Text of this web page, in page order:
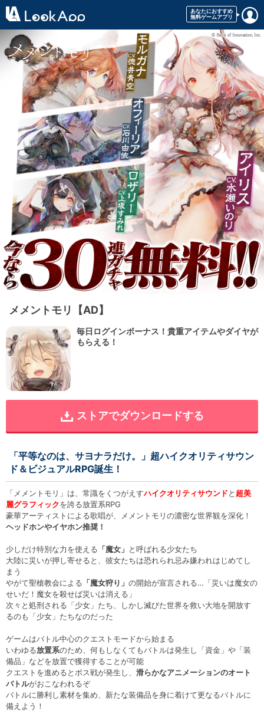
メメントモリ【AD】
毎日ログインボーナス！貴重アイテムやダイヤが
もらえる！
ストアでダウンロードする
「平等なのは、サヨナラだけ。」超ハイクオリティサウン
ド＆ビジュアルRPG誕生！
「メメントモリ」は、常識をくつがえすハイクオリティサウンドと超美
麗グラフィックを誇る放置系RPG
豪華アーティストによる歌唱が、メメントモリの濃密な世界観を深化！
ヘッドホンやイヤホン推奨！
少しだけ特別な力を使える 「魔女」 と呼ばれる少女たち
大陸に災いが押し寄せると、彼女たちは恐れられ忌み嫌われはじめてし
まう
やがて聖槍教会による 「魔女狩り」 の開始が宣言される…「災いは魔女の
せいだ！魔女を殺せば災いは消える」
次々と処刑される「少女」たち、しかし滅びた世界を救い大地を開放す
るのも「少女」たちなのだった
ゲームはバトル中心のクエストモードから始まる
いわゆる放置系のため、何もしなくてもバトルは発生し「資金」や「装
備品」などを放置で獲得することが可能
クエストを進めるとボス戦が発生し、 滑らかなアニメーションのオート
バトルがおこなわれるぞ
バトルに勝利し素材を集め、新たな装備品を身に着けて更なるバトルに
備えよう！